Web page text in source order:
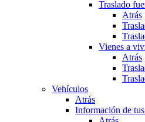
Traslado
Atrás
Vienes a
Atrás
Vehículos
Atrás
Información de